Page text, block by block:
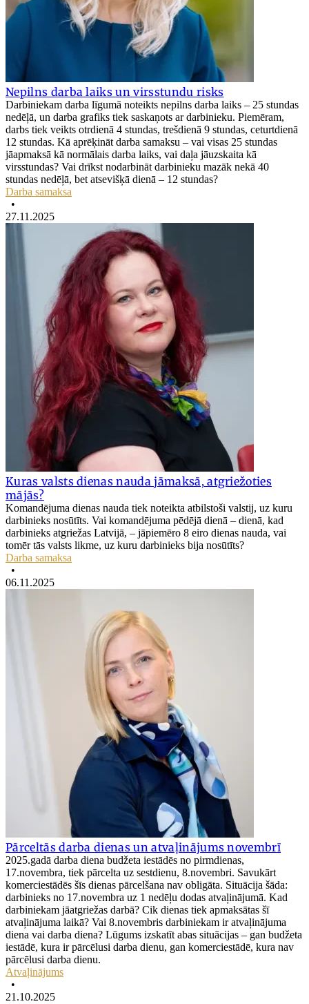
Nepilns darba laiks un virsstundu risks
Darbiniekam darba līgumā noteikts nepilns darba laiks – 25 stundas
nedēļā, un darba grafiks tiek saskaņots ar darbinieku. Piemēram,
darbs tiek veikts otrdienā 4 stundas, trešdienā 9 stundas, ceturtdienā
12 stundas. Kā aprēķināt darba samaksu – vai visas 25 stundas
jāapmaksā kā normālais darba laiks, vai daļa jāuzskaita kā
virsstundas? Vai drīkst nodarbināt darbinieku mazāk nekā 40
stundas nedēļā, bet atsevišķā dienā – 12 stundas?
Darba samaksa
•
27.11.2025
Kuras valsts dienas nauda jāmaksā, atgriežoties
mājās?
Komandējuma dienas nauda tiek noteikta atbilstoši valstij, uz kuru
darbinieks nosūtīts. Vai komandējuma pēdējā dienā – dienā, kad
darbinieks atgriežas Latvijā, – jāpiemēro 8 eiro dienas nauda, vai
tomēr tās valsts likme, uz kuru darbinieks bija nosūtīts?
Darba samaksa
•
06.11.2025
Pārceltās darba dienas un atvaļinājums novembrī
2025.gadā darba diena budžeta iestādēs no pirmdienas,
17.novembra, tiek pārcelta uz sestdienu, 8.novembri. Savukārt
komerciestādēs šīs dienas pārcelšana nav obligāta. Situācija šāda:
darbinieks no 17.novembra uz 1 nedēļu dodas atvaļinājumā. Kad
darbiniekam jāatgriežas darbā? Cik dienas tiek apmaksātas šī
atvaļinājuma laikā? Vai 8.novembris darbiniekam ir atvaļinājuma
diena vai darba diena? Lūgums izskatīt abas situācijas – gan budžeta
iestādē, kura ir pārcēlusi darba dienu, gan komerciestādē, kura nav
pārcēlusi darba dienu.
Atvaļinājums
•
21.10.2025